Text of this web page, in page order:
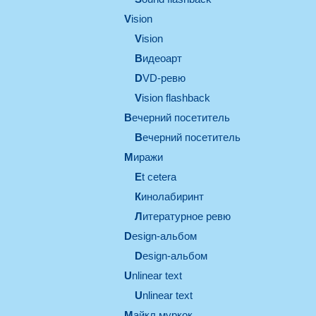
vision
vision
видеоарт
DVD-ревю
Vision flashback
вечерний посетитель
вечерний посетитель
миражи
et cetera
кинолабиринт
литературное ревю
design-альбом
design-альбом
unlinear text
Unlinear text